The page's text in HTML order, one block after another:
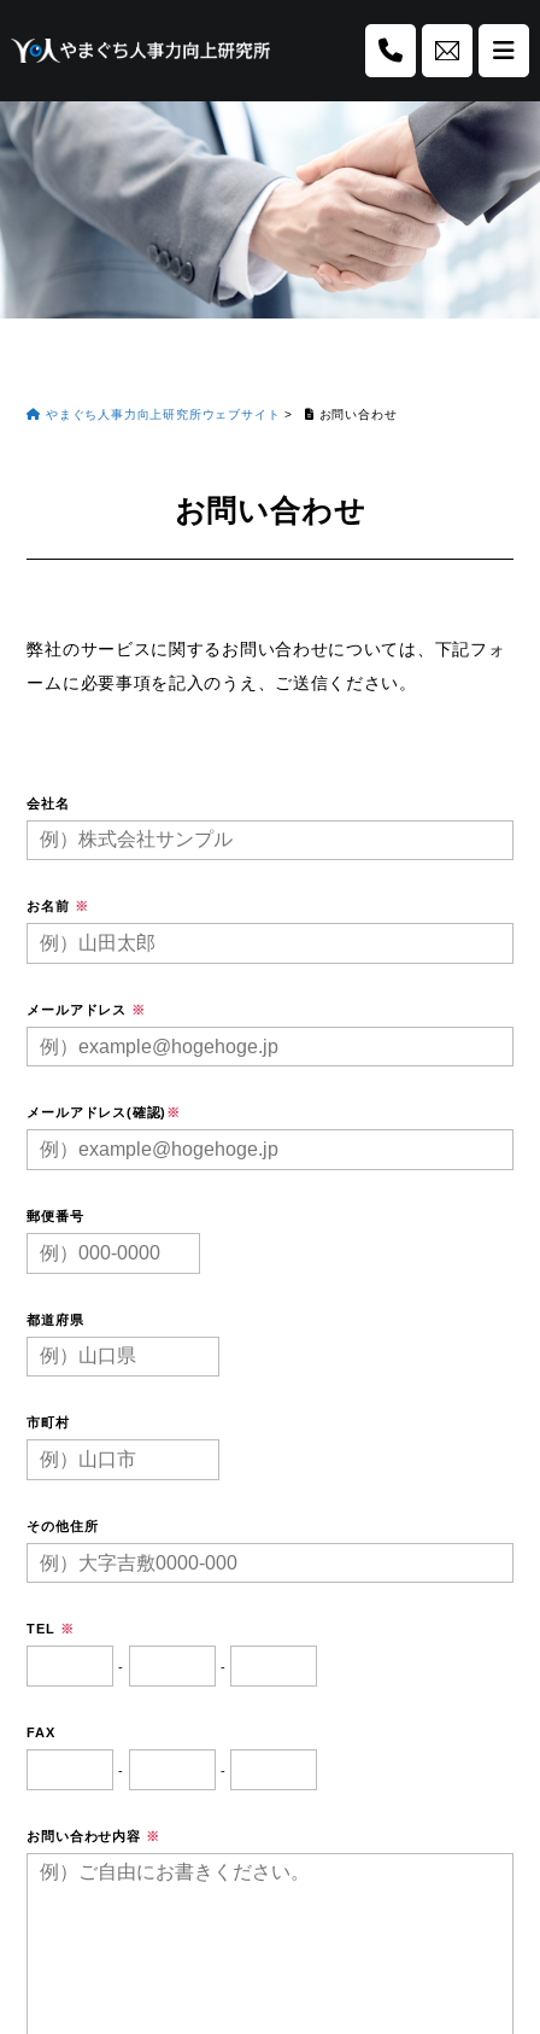
やまぐち人事力向上研究所ウェブサイト > お問い合わせ
お問い合わせ
弊社のサービスに関するお問い合わせについては、下記フォ
ームに必要事項を記入のうえ、ご送信ください。
会社名
お名前 ※
メールアドレス ※
メールアドレス(確認) ※
郵便番号
都道府県
市町村
その他住所
TEL ※
- -
FAX
- -
お問い合わせ内容 ※